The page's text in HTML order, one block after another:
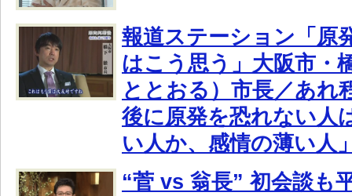
報道ステーション「原
はこう思う」大阪市・
ととおる）市長／あれ
後に原発を恐れない人
い人か、感情の薄い人
“菅 vs 翁長” 初会談も